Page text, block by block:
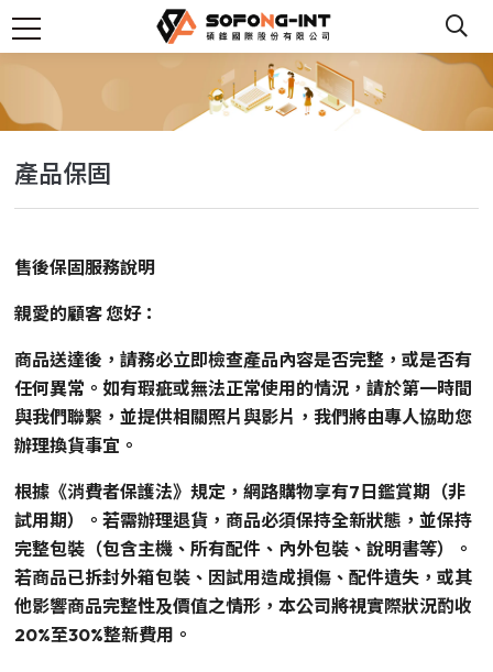
產品保固
售後保固服務說明
親愛的顧客 您好：
商品送達後，請務必立即檢查產品內容是否完整，或是否有
任何異常。如有瑕疵或無法正常使用的情況，請於第一時間
與我們聯繫，並提供相關照片與影片，我們將由專人協助您
辦理換貨事宜。
根據《消費者保護法》規定，網路購物享有7日鑑賞期（非
試用期）。若需辦理退貨，商品必須保持全新狀態，並保持
完整包裝（包含主機、所有配件、內外包裝、說明書等）。
若商品已拆封外箱包裝、因試用造成損傷、配件遺失，或其
他影響商品完整性及價值之情形，本公司將視實際狀況酌收
20%至30%整新費用。